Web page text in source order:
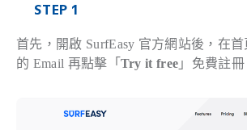
STEP 1
首先，開啟 SurfEasy 官方網站後，在
的 Email 再點擊「 Try it free 」免費註冊